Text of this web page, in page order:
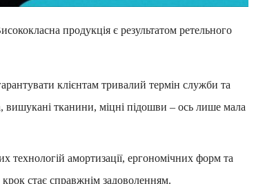
продукція є результатом ретельного
клієнтам тривалий термін служби та
вишукані тканини, міцні підошви – ось лише мала
технологій амортизації, ергономічних форм та
стає справжнім задоволенням.